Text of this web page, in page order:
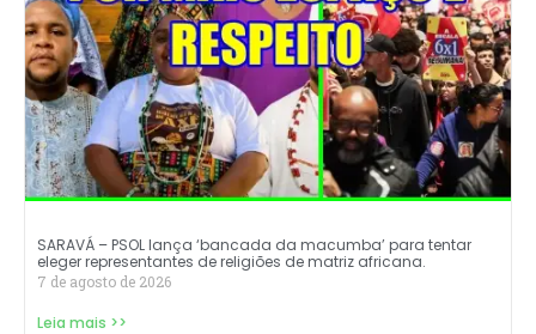
SARAVÁ – PSOL lança ‘bancada da macumba’ para tentar
eleger representantes de religiões de matriz africana.
7 de agosto de 2026
Leia mais >>